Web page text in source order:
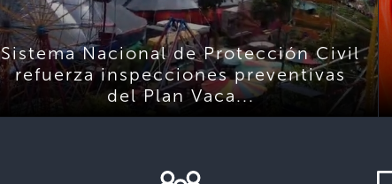
Sistema Nacional de Protección Civil
refuerza inspecciones preventivas
del Plan Vaca...